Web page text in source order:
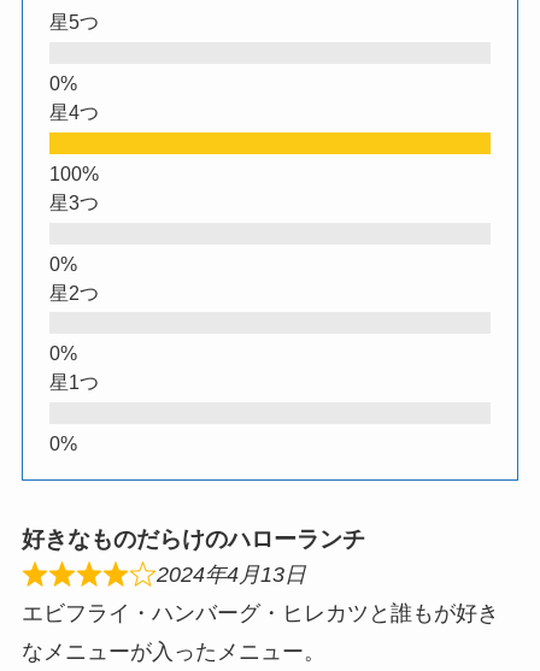
星5つ
星4つ
星3つ
星2つ
星1つ
好きなものだらけのハローランチ
2024年4月13日
エビフライ・ハンバーグ・ヒレカツと誰もが好き
なメニューが入ったメニュー。